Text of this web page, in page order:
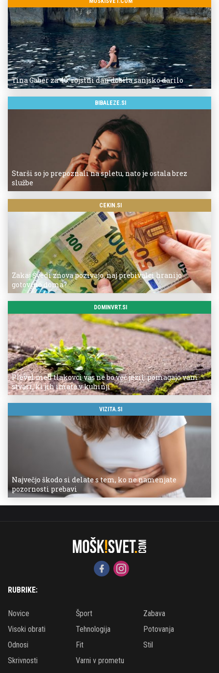
Tina Gaber za 40. rojstni dan dobila sanjsko darilo
BIBALEZE.SI
Starši so jo prepoznali na spletu, nato je ostala brez
službe
CEKIN.SI
Zakaj Švedi znova pozivajo, naj prebivalci hranijo
gotovino doma?
DOMINVRT.SI
Plevel med tlakovci vas ne bo več jezil: pomagajo vam
stvari, ki jih imate v kuhinji
VIZITA.SI
Največjo škodo si delate s tem, ko ne namenjate
pozornosti prebavi
RUBRIKE:
Novice Šport
Zabava
Visoki obrati
Tehnologija
Potovanja
Odnosi
Fit
Stil
Skrivnosti
Varni v prometu